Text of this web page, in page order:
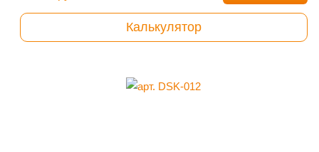
Калькулятор